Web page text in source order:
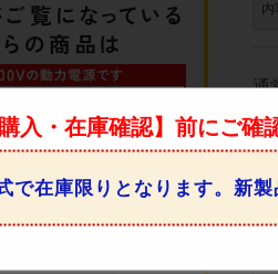
内
通
限
購入・在庫確認】前にご確
で在庫限りとなります。新製